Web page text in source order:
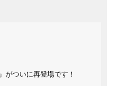
がついに再登場です！